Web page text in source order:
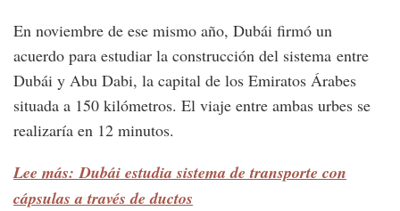
En noviembre de ese mismo año, Dubái firmó un
acuerdo para estudiar la construcción del sistema entre
Dubái y Abu Dabi, la capital de los Emiratos Árabes
situada a 150 kilómetros. El viaje entre ambas urbes se
realizaría en 12 minutos.
Lee más: Dubái estudia sistema de transporte con
cápsulas a través de ductos